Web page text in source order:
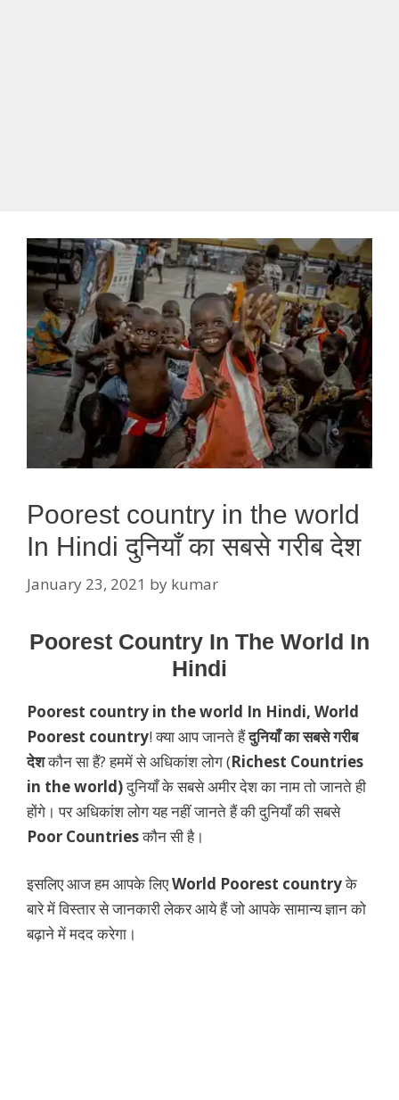
Poorest country in the world
In Hindi दुनियाँ का सबसे गरीब देश
January 23, 2021 by kumar
Poorest Country In The World In
Hindi
Poorest country in the world In Hindi, World
Poorest country! क्या आप जानते हैंदुनियाँ का सबसे गरीब
देशकौन सा हैं? हममें से अधिकांश लोग (Richest Countries
in the world)दुनियाँ के सबसे अमीर देश का नाम तो जानते ही
होंगे। पर अधिकांश लोग यह नहीं जानते हैं की दुनियाँ की सबसे
Poor Countriesकौन सी है।
इसलिए आज हम आपके लिएWorld Poorest countryके
बारे में विस्तार से जानकारी लेकर आये हैं जो आपके सामान्य ज्ञान को
बढ़ाने में मदद करेगा।